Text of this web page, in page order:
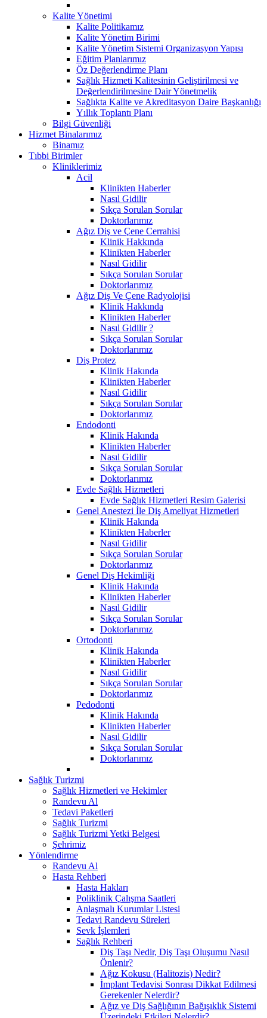
Kalite Yönetimi
Kalite Politikamız
Kalite Yönetim Birimi
Kalite Yönetim Sistemi Organizasyon Yapısı
Eğitim Planlarımız
Öz Değerlendirme Planı
Sağlık Hizmeti Kalitesinin Geliştirilmesi ve
Değerlendirilmesine Dair Yönetmelik
Sağlıkta Kalite ve Akreditasyon Daire Başkanlığı
Yıllık Toplantı Planı
Bilgi Güvenliği
Hizmet Binalarımız
Binamız
Tıbbi Birimler
Kliniklerimiz
Acil
Klinikten Haberler
Nasıl Gidilir
Sıkça Sorulan Sorular
Doktorlarımız
Ağız Diş ve Çene Cerrahisi
Klinik Hakkında
Klinikten Haberler
Nasıl Gidilir
Sıkça Sorulan Sorular
Doktorlarımız
Ağız Diş Ve Çene Radyolojisi
Klinik Hakkında
Klinikten Haberler
Nasıl Gidilir ?
Sıkça Sorulan Sorular
Doktorlarımız
Diş Protez
Klinik Hakında
Klinikten Haberler
Nasıl Gidilir
Sıkça Sorulan Sorular
Doktorlarımız
Endodonti
Klinik Hakında
Klinikten Haberler
Nasıl Gidilir
Sıkça Sorulan Sorular
Doktorlarımız
Evde Sağlık Hizmetleri
Evde Sağlık Hizmetleri Resim Galerisi
Genel Anestezi İle Diş Ameliyat Hizmetleri
Klinik Hakında
Klinikten Haberler
Nasıl Gidilir
Sıkça Sorulan Sorular
Doktorlarımız
Genel Diş Hekimliği
Klinik Hakında
Klinikten Haberler
Nasıl Gidilir
Sıkça Sorulan Sorular
Doktorlarımız
Ortodonti
Klinik Hakında
Klinikten Haberler
Nasıl Gidilir
Sıkça Sorulan Sorular
Doktorlarımız
Pedodonti
Klinik Hakında
Klinikten Haberler
Nasıl Gidilir
Sıkça Sorulan Sorular
Doktorlarımız
Sağlık Turizmi
Sağlık Hizmetleri ve Hekimler
Randevu Al
Tedavi Paketleri
Sağlık Turizmi
Sağlık Turizmi Yetki Belgesi
Şehrimiz
Yönlendirme
Randevu Al
Hasta Rehberi
Hasta Hakları
Poliklinik Çalışma Saatleri
Anlaşmalı Kurumlar Listesi
Tedavi Randevu Süreleri
Sevk İşlemleri
Sağlık Rehberi
Diş Taşı Nedir, Diş Taşı Oluşumu Nasıl
Önlenir?
Ağız Kokusu (Halitozis) Nedir?
İmplant Tedavisi Sonrası Dikkat Edilmesi
Gerekenler Nelerdir?
Ağız ve Diş Sağlığının Bağışıklık Sistemi